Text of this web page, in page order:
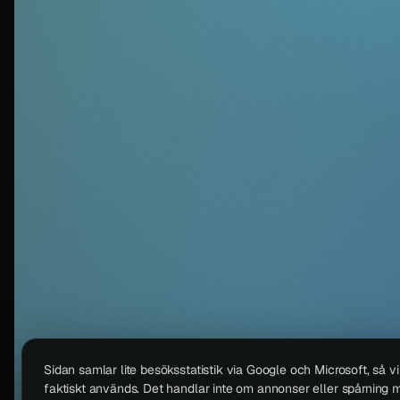
Sidan samlar lite besöksstatistik via Google och Microsoft, så
faktiskt används. Det handlar inte om annonser eller spårning